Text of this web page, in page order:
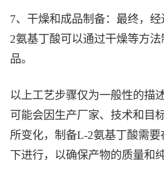
7、干燥和成品制备：最终，
2氨基丁酸可以通过干燥等方
品。
以上工艺步骤仅为一般性的描
可能会因生产厂家、技术和目
所变化，制备L-2氨基丁酸需
下进行，以确保产物的质量和纯